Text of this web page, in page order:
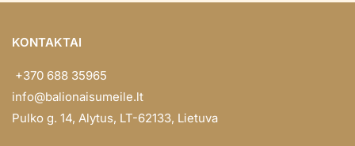
KONTAKTAI
+370 688 35965
info@balionaisumeile.lt
Pulko g. 14, Alytus, LT-62133, Lietuva